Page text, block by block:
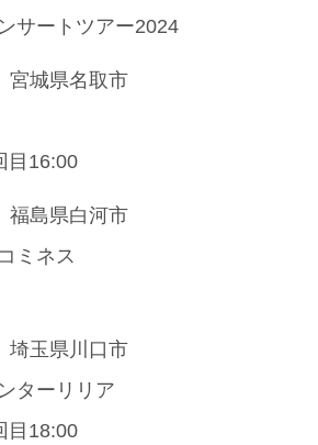
サートツアー2024
城県名取市
目16:00
島県白河市
ミネス
玉県川口市
ターリリア
目18:00